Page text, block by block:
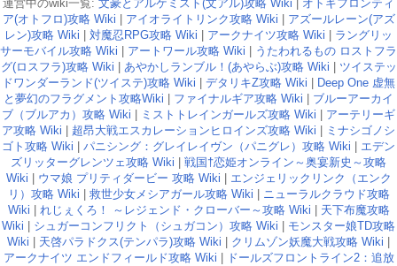
運営中のwiki一覧: 文豪とアルケミスト(文アル)攻略 Wiki
オトギフロンティ
ア(オトフロ)攻略 Wiki
アイオライトリンク攻略 Wiki
アズールレーン(アズ
レン)攻略 Wiki
対魔忍RPG攻略 Wiki アークナイツ攻略 Wiki
ラングリッ
サーモバイル攻略 Wiki
アートワール攻略 Wiki
うたわれるもの ロストフラ
グ(ロスフラ)攻略 Wiki
あやかしランブル！(あやらぶ)攻略 Wiki
ツイステッ
ドワンダーランド(ツイステ)攻略 Wiki
デタリキZ攻略 Wiki
Deep One 虚無
と夢幻のフラグメント攻略Wiki
ファイナルギア攻略 Wiki
ブルーアーカイ
ブ（ブルアカ）攻略 Wiki
ミストトレインガールズ攻略 Wiki
アーテリーギ
ア攻略 Wiki
超昂大戦エスカレーションヒロインズ攻略 Wiki
ミナシゴノシ
ゴト攻略 Wiki
パニシング：グレイレイヴン（パニグレ）攻略 Wiki
エデン
ズリッターグレンツェ攻略 Wiki
戦国†恋姫オンライン～奥宴新史～攻略
Wiki
ウマ娘 プリティダービー 攻略 Wiki
エンジェリックリンク（エンク
リ）攻略 Wiki
救世少女メシアガール攻略 Wiki
ニューラルクラウド攻略
Wiki
れじぇくろ！ ～レジェンド・クローバー～攻略 Wiki
天下布魔攻略
Wiki
シュガーコンフリクト（シュガコン）攻略 Wiki
モンスター娘TD攻略
Wiki
天啓パラドクス(テンパラ)攻略 Wiki クリムゾン妖魔大戦攻略 Wiki
アークナイツ エンドフィールド攻略 Wiki
ドールズフロントライン2：追放